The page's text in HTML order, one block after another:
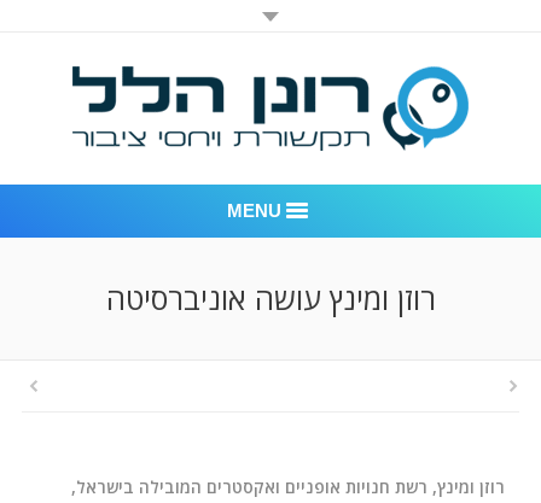
MENU
חדר חדשות
רוזן ומינץ עושה אוניברסיטה
רוזן ומינץ, רשת חנויות אופניים ואקסטרים המובילה בישראל,